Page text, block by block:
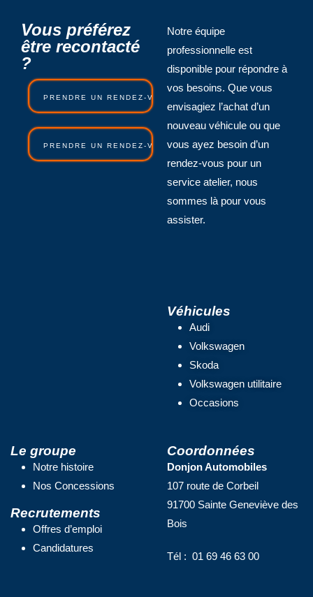
Vous préférez
être recontacté
?
PRENDRE UN RENDEZ-VOUS COMMERCIAL
PRENDRE UN RENDEZ-VOUS ATELIER
Notre équipe
professionnelle est
disponible pour répondre à
vos besoins. Que vous
envisagiez l’achat d’un
nouveau véhicule ou que
vous ayez besoin d’un
rendez-vous pour un
service atelier, nous
sommes là pour vous
assister.
Véhicules
Audi
Volkswagen
Skoda
Volkswagen utilitaire
Occasions
Le groupe
Notre histoire
Nos Concessions
Recrutements
Offres d’emploi
Candidatures
Coordonnées
Donjon Automobiles
107 route de Corbeil
91700 Sainte Geneviève des
Bois
Tél : 01 69 46 63 00